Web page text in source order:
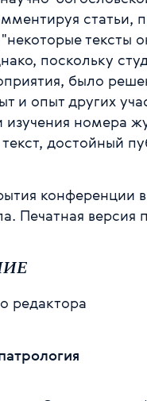
статьи,
тексты
поскольку
было
и опыт других
изучения номера
достойный
конференции
Печатная версия
редактора